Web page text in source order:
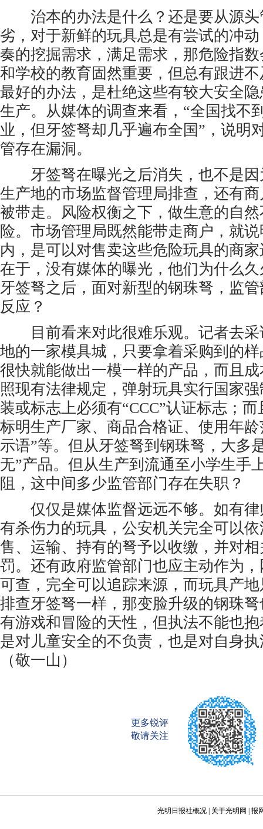
治本的办法是什么？还是要从源头
劣，对于新鲜的玩具总是有尝试的冲
奏的挖掘需求，满足需求，那危险指
和学校的教育固然重要，但总有跟进
最好的办法，是杜绝这些有较大安全
生产。从媒体的调查来看，“全国找不
业，但牙签弩却几乎遍布全国”，说明
管存在漏洞。
牙签弩在曝光之后消失，也不是因
生产地的市场监督管理局排查，还有
被带走。风险权衡之下，做生意的自
险。市场管理局既然能带走商户，就
内，是可以对售卖这些危险玩具的商
在于，没有媒体的曝光，他们为什么
牙签弩之后，面对新型的钢珠弩，监
反应？
目前看来对此很难乐观。记者去采
地的一家模具城，只要拿着采购到的
很快就能做出一模一样的产品，而且
照现有法律规定，弹射玩具实行国家
装或标志上必须有“CCC”认证标志；
标明生产厂家、商品合格证、使用年
示语”等。但从牙签弩到钢珠弩，大多
无”产品。但从生产到流通至小学生手
阻，这中间多少监管部门存在失职？
仅仅是媒体监督远远不够。如有律
有杀伤力的玩具，公安机关完全可以
售、运输、持有的弩予以收缴，并对
罚。还有政府监管部门也应主动作为
可查，完全可以追踪来源，而玩具产
排查牙签弩一样，那变脸升级的钢珠
有游戏和冒险的天性，但执法不能也
是对儿童安全的不负责，也是对自身
（敬一山）
更多锐评
敬请关注
光明日报社概况 关于光明网 报